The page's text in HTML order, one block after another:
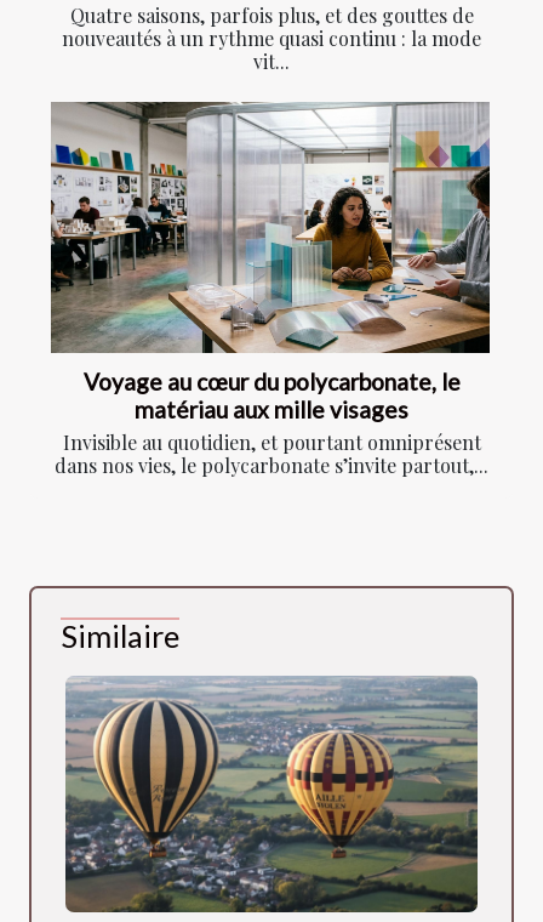
Quatre saisons, parfois plus, et des gouttes de
nouveautés à un rythme quasi continu : la mode
vit...
Voyage au cœur du polycarbonate, le
matériau aux mille visages
Invisible au quotidien, et pourtant omniprésent
dans nos vies, le polycarbonate s’invite partout,...
Similaire